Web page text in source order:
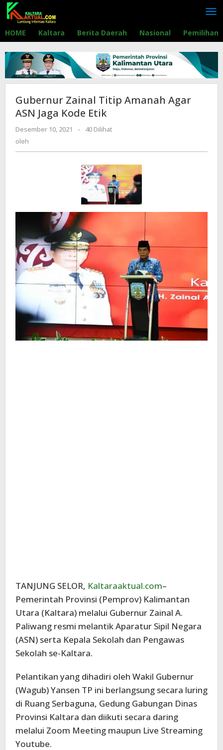
Lewati
konten
HOME Kaltara Berita Daerah Nasional Pemilihan
Gubernur Zainal Titip Amanah Agar
ASN Jaga Kode Etik
Desember 10, 2021 oleh
-
40 Dilihat
oleh
TANJUNG SELOR, Kaltaraaktual.com–
Pemerintah Provinsi (Pemprov) Kalimantan
Utara (Kaltara) melalui Gubernur Zainal A.
Paliwang resmi melantik Aparatur Sipil Negara
(ASN) serta Kepala Sekolah dan Pengawas
Sekolah se-Kaltara.
Pelantikan yang dihadiri oleh Wakil Gubernur
(Wagub) Yansen TP ini berlangsung secara luring
di Ruang Serbaguna, Gedung Gabungan Dinas
Provinsi Kaltara dan diikuti secara daring
melalui Zoom Meeting maupun Live Streaming
Youtube.